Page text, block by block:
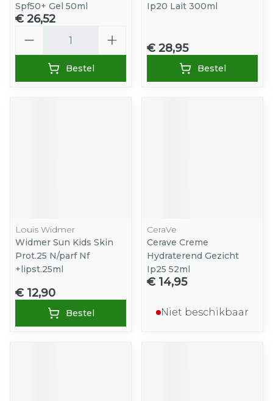
Spf50+ Gel 50ml
€ 26,52
Bestel
Ip20 Lait 300ml
€ 28,95
Bestel
Louis Widmer
Widmer Sun Kids Skin
Prot.25 N/parf Nf
+lipst.25ml
€ 12,90
Bestel
CeraVe
Cerave Creme
Hydraterend Gezicht
Ip25 52ml
€ 14,95
Niet beschikbaar